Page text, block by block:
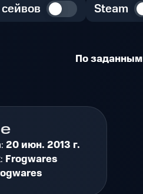
Steam
По
20 июн. 2013 г.
Frogwares